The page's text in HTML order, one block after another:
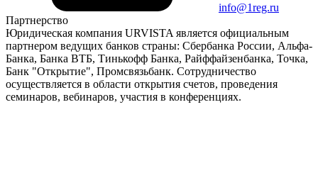
info@1reg.ru
Партнерство
Юридическая компания URVISTA является официальным
партнером ведущих банков страны: Сбербанка России, Альфа-
Банка, Банка ВТБ, Тинькофф Банка, Райффайзенбанка, Точка,
Банк "Открытие", Промсвязьбанк. Сотрудничество
осуществляется в области открытия счетов, проведения
семинаров, вебинаров, участия в конференциях.